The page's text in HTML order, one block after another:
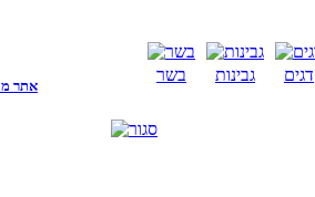
אתר
בשר גבינות דגים